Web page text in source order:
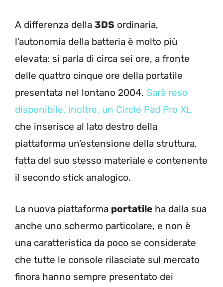
A differenza della 3DS ordinaria,
l’autonomia della batteria è molto più
elevata: si parla di circa sei ore, a fronte
delle quattro cinque ore della portatile
presentata nel lontano 2004. Sarà reso
disponibile, inoltre, un Circle Pad Pro XL
che inserisce al lato destro della
piattaforma un’estensione della struttura,
fatta del suo stesso materiale e contenente
il secondo stick analogico.
La nuova piattaforma portatile ha dalla sua
anche uno schermo particolare, e non è
una caratteristica da poco se considerate
che tutte le console rilasciate sul mercato
finora hanno sempre presentato dei